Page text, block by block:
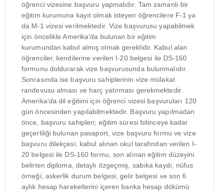
öğrenci vizesine başvuru yapmalıdır. Tam zamanlı bir
eğitim kurumuna kayıt olmak isteyen öğrencilere F-1 ya
da M-1 vizesi verilmektedir. Vize başvurusu yapabilmek
için öncelikle Amerika’da bulunan bir eğitim
kurumundan kabul almış olmak gereklidir. Kabul alan
öğrenciler, kendilerine verilen I-20 belgesi ile DS-160
formunu doldurarak vize başvurusunda bulunmalıdır.
Sonrasında ise başvuru sahiplerinin vize mülakat
randevusu alması ve harç yatırması gerekmektedir.
Amerika’da dil eğitimi için öğrenci vizesi başvuruları 120
gün öncesinden yapılabilmektedir. Başvuru yapılmadan
önce, başvuru sahipleri; eğitim süresi bitinceye kadar
geçerliliği bulunan pasaport, vize başvuru formu ve vize
başvuru dilekçesi, kabul alınan okul tarafından verilen I-
20 belgesi ile DS-160 formu, son alınan eğitim düzeyini
belirten diploma, detaylı özgeçmiş, sabıka kaydı, nüfus
örneği, askerlik durum belgesi, gelir belgesi ve son 6
aylık hesap hareketlerini içeren banka hesap dökümü